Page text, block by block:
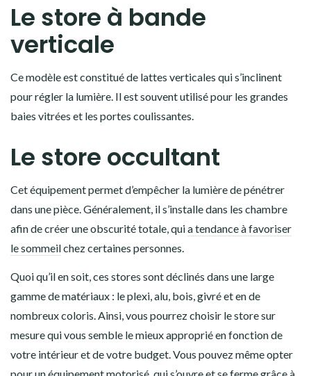
Le store à bande
verticale
Ce modèle est constitué de lattes verticales qui s’inclinent
pour régler la lumière. Il est souvent utilisé pour les grandes
baies vitrées et les portes coulissantes.
Le store occultant
Cet équipement permet d’empêcher la lumière de pénétrer
dans une pièce. Généralement, il s’installe dans les chambre
afin de créer une obscurité totale, quia tendance à favoriser
le sommeilchez certaines personnes.
Quoi qu’il en soit, ces stores sont déclinés dans une large
gamme de matériaux : le plexi, alu, bois, givré et en de
nombreux coloris. Ainsi, vous pourrez choisir le store sur
mesure qui vous semble le mieux approprié en fonction de
votre intérieur et de votre budget. Vous pouvez même opter